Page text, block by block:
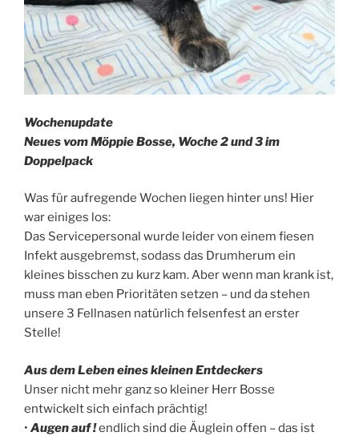
Wochenupdate
Neues vom Möppie Bosse, Woche 2 und 3 im
Doppelpack
Was für aufregende Wochen liegen hinter uns! Hier
war einiges los:
Das Servicepersonal wurde leider von einem fiesen
Infekt ausgebremst, sodass das Drumherum ein
kleines bisschen zu kurz kam. Aber wenn man krank ist,
muss man eben Prioritäten setzen – und da stehen
unsere 3 Fellnasen natürlich felsenfest an erster
Stelle!
Aus dem Leben eines kleinen Entdeckers
Unser nicht mehr ganz so kleiner Herr Bosse
entwickelt sich einfach prächtig!
• Augen auf !endlich sind die Äuglein offen – das ist